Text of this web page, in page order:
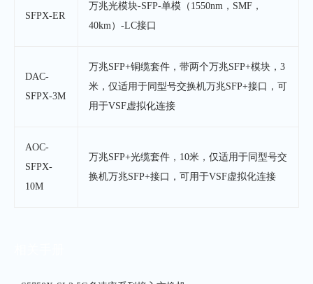
SFPX-ER
万兆光模块-SFP-单模（1550nm，SMF，
40km）-LC接口
DAC-
SFPX-3M
万兆SFP+铜缆套件，带两个万兆SFP+模块，3
米，仅适用于同型号交换机万兆SFP+接口，可
用于VSF虚拟化连接
AOC-
SFPX-
10M
万兆SFP+光缆套件，10米，仅适用于同型号交
换机万兆SFP+接口，可用于VSF虚拟化连接